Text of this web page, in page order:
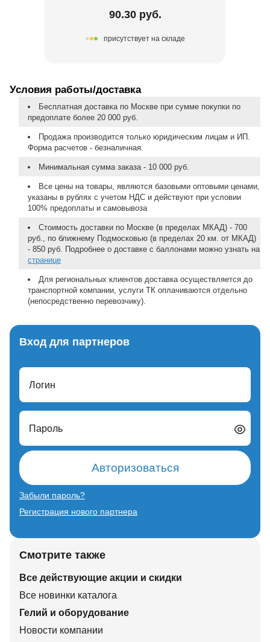
90.30 руб.
присутствует на складе
Условия работы/доставка
Бесплатная доставка по Москве при сумме покупки по
предоплате более 20 000 руб.
Продажа производится только юридическим лицам и ИП.
Форма расчетов - безналичная.
Минимальная сумма заказа - 10 000 руб.
Все цены на товары, являются базовыми оптовыми ценами,
указаны в рублях с учетом НДС и действуют при условии
100% предоплаты и самовывоза
Стоимость доставки по Москве (в пределах МКАД) - 700
руб., по ближнему Подмосковью (в пределах 20 км. от МКАД)
- 850 руб. Подробнее о доставке с баллонами можно узнать на
странице
Для региональных клиентов доставка осуществляется до
транспортной компании, услуги ТК оплачиваются отдельно
(непосредственно перевозчику).
Вход для партнеров
Логин
Пароль
Авторизоваться
Забыли пароль?
Регистрация нового партнера
Смотрите также
Все действующие акции и скидки
Все новинки каталога
Гелий и оборудование
Новости компании